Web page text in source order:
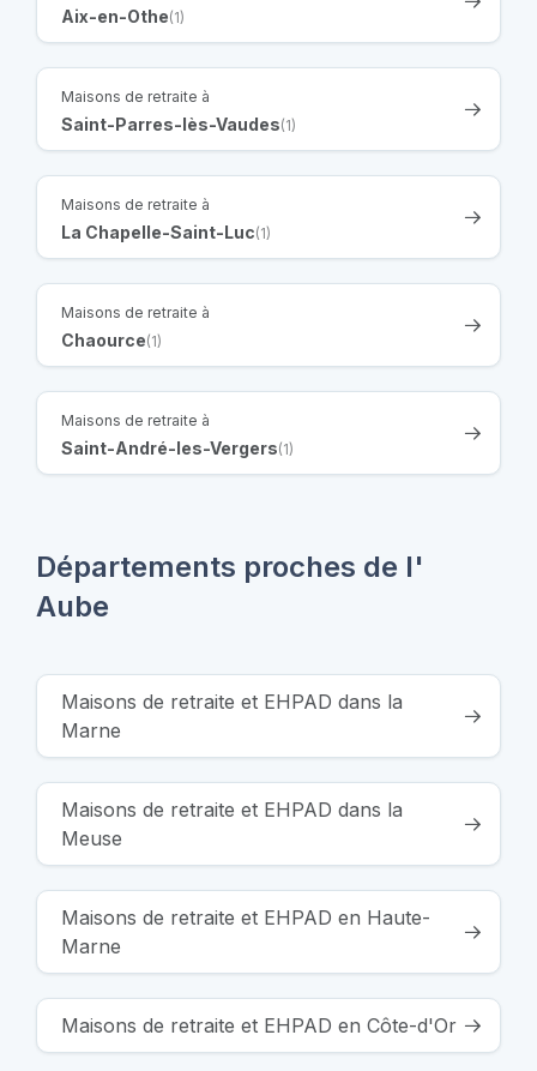
Aix-en-Othe(1)
Maisons de retraite à
Saint-Parres-lès-Vaudes(1)
Maisons de retraite à
La Chapelle-Saint-Luc(1)
Maisons de retraite à
Chaource(1)
Maisons de retraite à
Saint-André-les-Vergers(1)
Départements proches de l'
Aube
Maisons de retraite et EHPAD dans la
Marne
Maisons de retraite et EHPAD dans la
Meuse
Maisons de retraite et EHPAD en Haute-
Marne
Maisons de retraite et EHPAD en Côte-d'Or